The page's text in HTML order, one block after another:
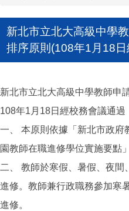
新北市立北大高級中學
排序原則(108年1月18
新北市立北大高級中學教師申
108年1月18日經校務會議通過
一、 本原則依據「新北市政府
園教師在職進修學位實施要點
二、 教師於寒假、暑假、夜間
進修。教師兼行政職務參加寒
進修。